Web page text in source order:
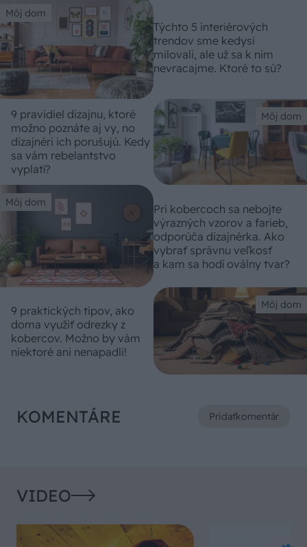
Môj dom
Týchto 5 interiérových
trendov sme kedysi
milovali, ale už sa k nim
nevracajme. Ktoré to sú?
Môj dom
9 pravidiel dizajnu, ktoré
možno poznáte aj vy, no
dizajnéri ich porušujú. Kedy
sa vám rebelantstvo
vyplatí?
Môj dom
Pri kobercoch sa nebojte
výrazných vzorov a farieb,
odporúča dizajnérka. Ako
vybrať správnu veľkosť
a kam sa hodí oválny tvar?
Môj dom
9 praktických tipov, ako
doma využiť odrezky z
kobercov. Možno by vám
niektoré ani nenapadli!
KOMENTÁRE Pridaťkomentár
VIDEO